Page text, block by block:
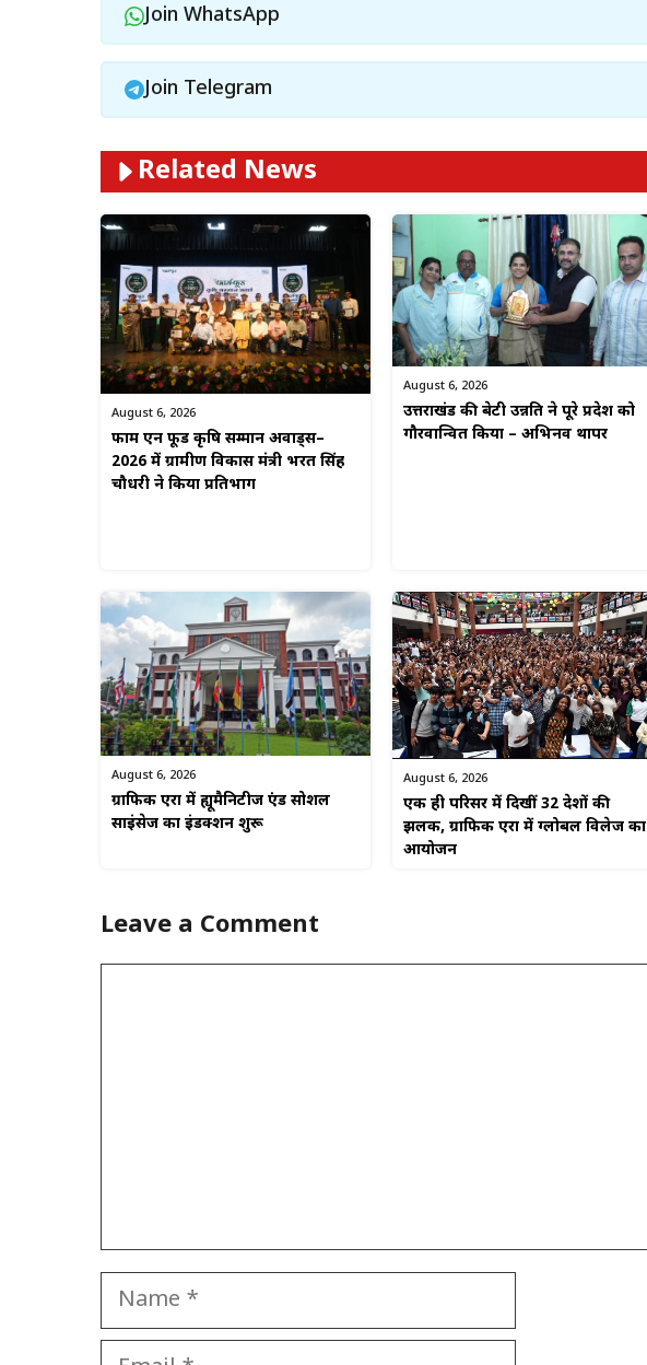
Join WhatsApp
Join Telegram
Related News
August 6, 2026
फार्म एन फूड कृषि सम्मान अवार्ड्स–
2026 में ग्रामीण विकास मंत्री भरत सिंह
चौधरी ने किया प्रतिभाग
August 6, 2026
उत्तराखंड की बेटी उन्नति ने पूरे प्रदेश को
गौरवान्वित किया – अभिनव थापर
August 6, 2026
ग्राफिक एरा में ह्यूमैनिटीज एंड सोशल
साइंसेज का इंडक्शन शुरू
August 6, 2026
एक ही परिसर में दिखीं 32 देशों की
झलक, ग्राफिक एरा में ग्लोबल विलेज का
आयोजन
Leave a Comment
Name
Email